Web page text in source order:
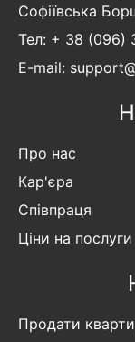
Софіївська
Тел: + 38 (096)
E-mail:
Про нас
Кар'єра
Співпраця
Ціни на послуги
Продати